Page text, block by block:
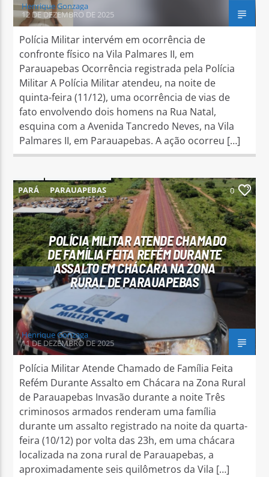
Henrique Gonzaga
12 DE DEZEMBRO DE 2025
Polícia Militar intervém em ocorrência de
confronte físico na Vila Palmares II, em
Parauapebas Ocorrência registrada pela Polícia
Militar A Polícia Militar atendeu, na noite de
quinta-feira (11/12), uma ocorrência de vias de
fato envolvendo dois homens na Rua Natal,
esquina com a Avenida Tancredo Neves, na Vila
Palmares II, em Parauapebas. A ação ocorreu […]
PARÁ PARAUAPEBAS 0
POLÍCIA MILITAR ATENDE CHAMADO
DE FAMÍLIA FEITA REFÉM DURANTE
ASSALTO EM CHÁCARA NA ZONA
RURAL DE PARAUAPEBAS
Henrique Gonzaga
11 DE DEZEMBRO DE 2025
Polícia Militar Atende Chamado de Família Feita
Refém Durante Assalto em Chácara na Zona Rural
de Parauapebas Invasão durante a noite Três
criminosos armados renderam uma família
durante um assalto registrado na noite da quarta-
feira (10/12) por volta das 23h, em uma chácara
localizada na zona rural de Parauapebas, a
aproximadamente seis quilômetros da Vila […]